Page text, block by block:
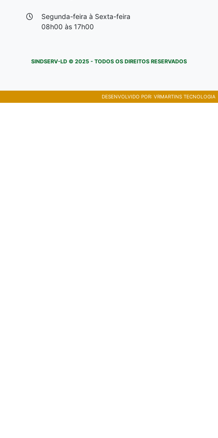
Segunda-feira à Sexta-feira
08h00 às 17h00
SINDSERV-LD © 2025 - TODOS OS DIREITOS RESERVADOS
DESENVOLVIDO POR: VRMARTINS TECNOLOGIA